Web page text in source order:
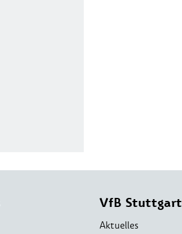
VfB Stuttgart
Aktuelles